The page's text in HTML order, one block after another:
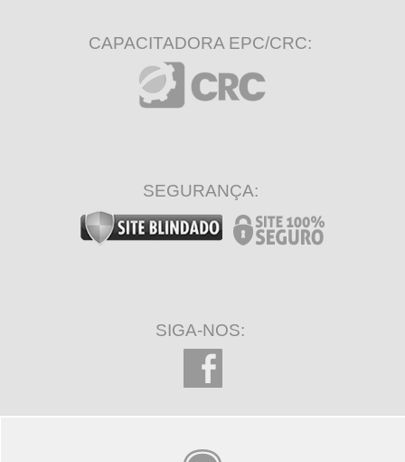
CAPACITADORA EPC/CRC:
SEGURANÇA:
SIGA-NOS: